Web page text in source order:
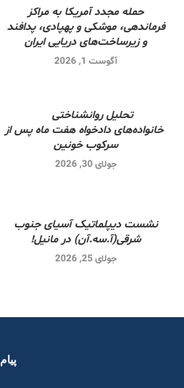
حمله مجدد آمریکا به مراکز
فرماندهی، موشکی و پهپادی، پدافند
و زیرساخت‌های دریایی ایران
آگوست 1, 2026
تحلیل روانشناختی
خانواده‌های دادخواه هفت ماه پس از
سرکوب خونین
جولای 30, 2026
نشست دیپلماتیک آسیای جنوب
شرقی‌(آ.سه.آن) در مانیل!
جولای 25, 2026
پیام